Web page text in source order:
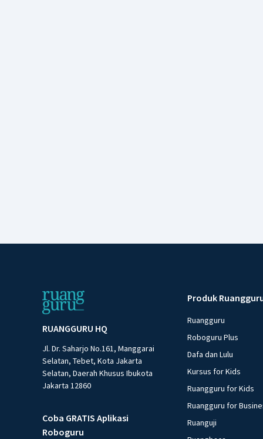
RUANGGURU HQ
Jl. Dr. Saharjo No.161, Manggarai
Selatan, Tebet, Kota Jakarta
Selatan, Daerah Khusus Ibukota
Jakarta 12860
Coba GRATIS Aplikasi
Roboguru
Produk
Ruangguru
Roboguru Plus
Dafa dan Lulu
Kursus for Kids
Ruangguru for Kids
Ruangguru for
Ruanguji